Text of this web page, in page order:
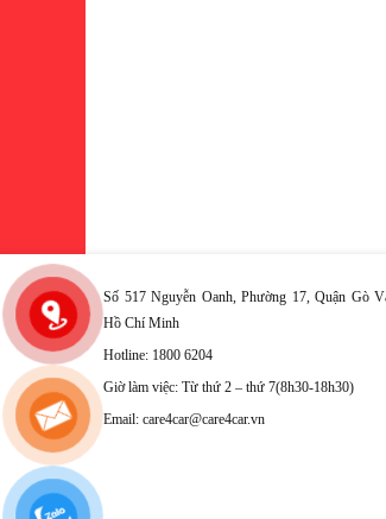
Số 517 Nguyễn Oanh, Phường 17, Quận Gò
Hồ Chí Minh
Hotline: 1800 6204
Giờ làm việc: Từ thứ 2 – thứ 7(8h30-18h30)
Email: care4car@care4car.vn